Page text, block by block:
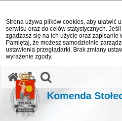
Strona używa plików cookies, aby ułatwić
serwisu oraz do celów statystycznych.
zgadzasz się na ich użycie oraz zapisanie
Pamiętaj, że możesz samodzielnie
ustawienia przeglądarki. Brak zmiany
wyrażenie zgody.
Komenda